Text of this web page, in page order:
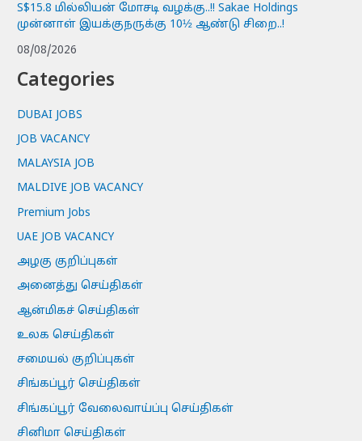
S$15.8 மில்லியன் மோசடி வழக்கு..!! Sakae Holdings
முன்னாள் இயக்குநருக்கு 10½ ஆண்டு சிறை..!
08/08/2026
Categories
DUBAI JOBS
JOB VACANCY
MALAYSIA JOB
MALDIVE JOB VACANCY
Premium Jobs
UAE JOB VACANCY
அழகு குறிப்புகள்
அனைத்து செய்திகள்
ஆன்மிகச் செய்திகள்
உலக செய்திகள்
சமையல் குறிப்புகள்
சிங்கப்பூர் செய்திகள்
சிங்கப்பூர் வேலைவாய்ப்பு செய்திகள்
சினிமா செய்திகள்